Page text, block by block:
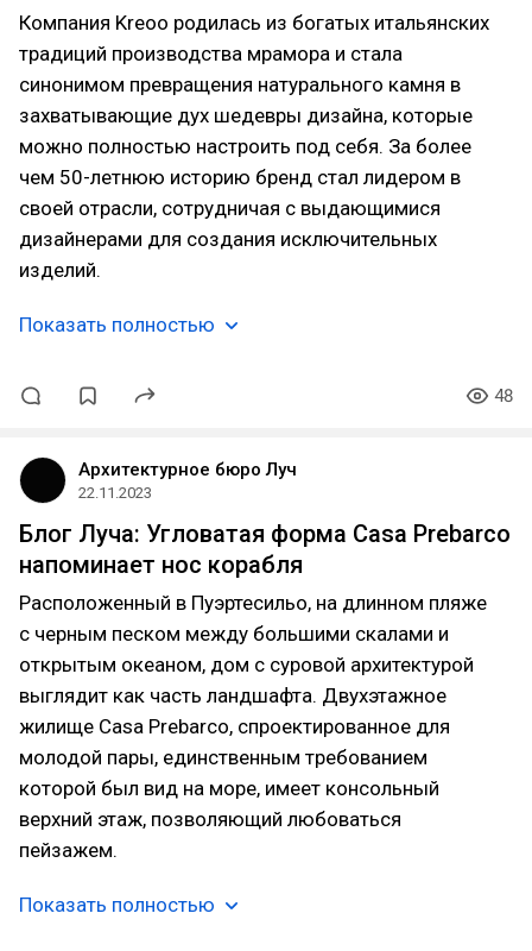
Компания Kreoo родилась из богатых итальянских
традиций производства мрамора и стала
синонимом превращения натурального камня в
захватывающие дух шедевры дизайна, которые
можно полностью настроить под себя. За более
чем 50-летнюю историю бренд стал лидером в
своей отрасли, сотрудничая с выдающимися
дизайнерами для создания исключительных
изделий.
Показать полностью
48
Архитектурное бюро Луч
22.11.2023
Блог Луча: Угловатая форма Casa Prebarco
напоминает нос корабля
Расположенный в Пуэртесильо, на длинном пляже
с черным песком между большими скалами и
открытым океаном, дом с суровой архитектурой
выглядит как часть ландшафта. Двухэтажное
жилище Casa Prebarco, спроектированное для
молодой пары, единственным требованием
которой был вид на море, имеет консольный
верхний этаж, позволяющий любоваться
пейзажем.
Показать полностью